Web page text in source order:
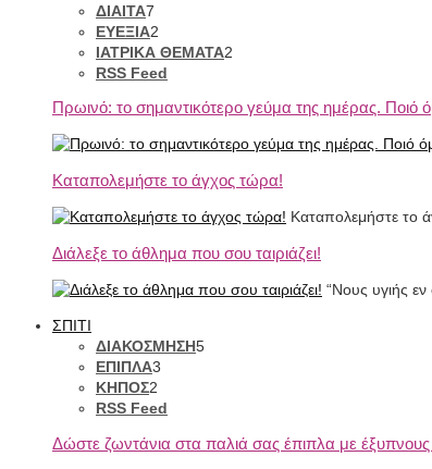
ΔΙΑΙΤΑ7
ΕΥΕΞΙΑ2
ΙΑΤΡΙΚΑ ΘΕΜΑΤΑ2
RSS Feed
Πρωινό: το σημαντικότερο γεύμα της ημέρας. Ποιό
Καταπολεμήστε το άγχος τώρα!
Καταπολεμήστε το
Διάλεξε το άθλημα που σου ταιριάζει!
“Νους υγιής εν
ΣΠΙΤΙ
ΔΙΑΚΟΣΜΗΣΗ5
ΕΠΙΠΛΑ3
ΚΗΠΟΣ2
RSS Feed
Δώστε ζωντάνια στα παλιά σας έπιπλα με έξυπνους